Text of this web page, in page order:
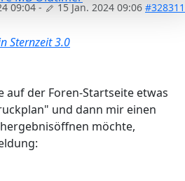
MB Oldtimer
09:04- 15 Jan. 2024 09:06 #328311
Sternzeit 3.0
auf der Foren-Startseite etwas
und dann mir einen
möchte,